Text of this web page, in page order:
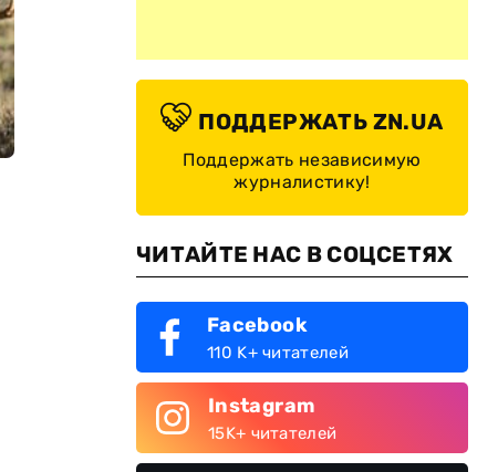
ПОДДЕРЖАТЬ ZN.UA
Поддержать независимую
журналистику!
ЧИТАЙТЕ НАС В СОЦСЕТЯХ
Facebook
110 K+ читателей
Instagram
15K+ читателей